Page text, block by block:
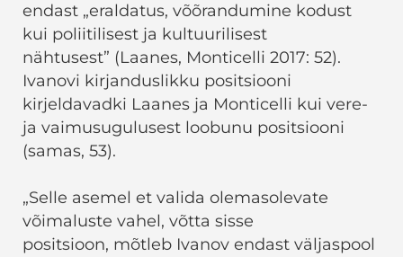
endast „eraldatus, võõrandumine kodust
kui poliitilisest ja kultuurilisest
nähtusest” (Laanes, Monticelli 2017: 52).
Ivanovi kirjanduslikku positsiooni
kirjeldavadki Laanes ja Monticelli kui vere-
ja vaimusugulusest loobunu positsiooni
(samas, 53).
„Selle asemel et valida olemasolevate
võimaluste vahel, võtta sisse
positsioon, mõtleb Ivanov endast väljaspool